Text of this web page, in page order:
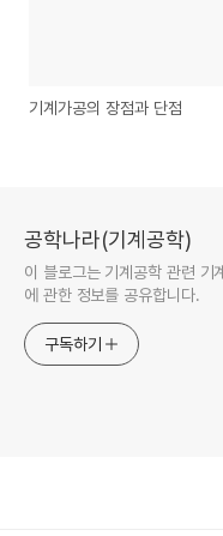
기계가공의 장점과 단점
공학나라(기계공학)
이 블로그는 기계공학 관련 기
에 관한 정보를 공유합니다.
구독하기